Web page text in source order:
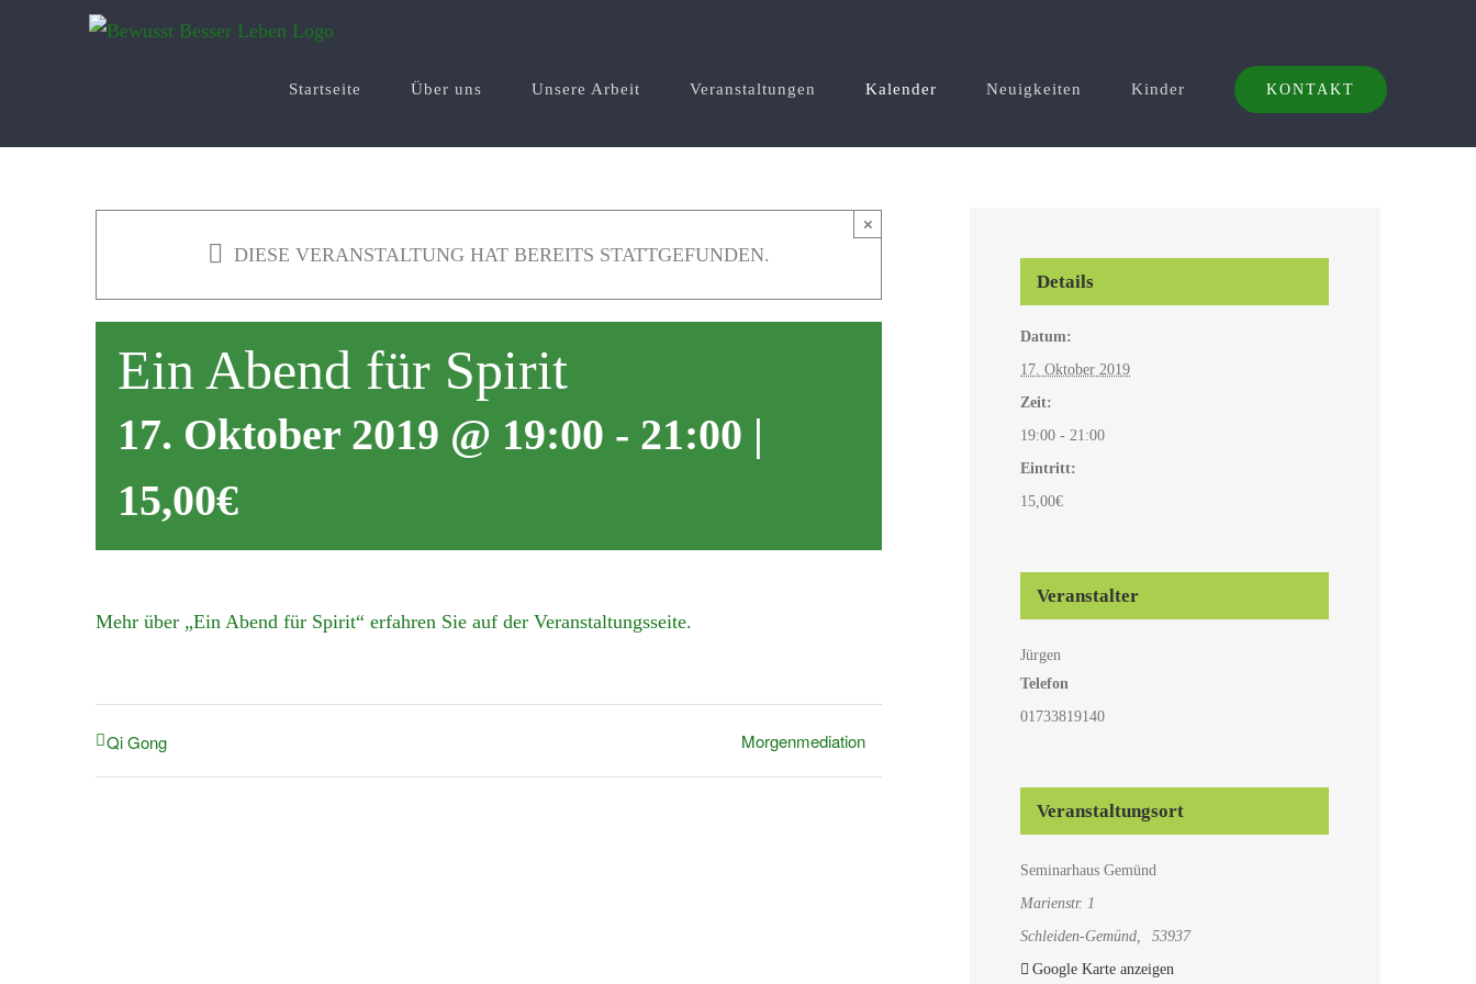
Startseite Über uns Unsere Arbeit Veranstaltungen Kalender Neuigkeiten Kinder KONTAKT
DIESE VERANSTALTUNG HAT BEREITS STATTGEFUNDEN.
×
Ein Abend für Spirit
17. Oktober 2019 @ 19:00 - 21:00 |
15,00€
Mehr über „Ein Abend für Spirit“ erfahren Sie auf der Veranstaltungsseite.
Qi Gong Morgenmediation
Details
Datum:
17. Oktober 2019
Zeit:
19:00 - 21:00
Eintritt:
15,00€
Veranstalter
Jürgen
Telefon
01733819140
Veranstaltungsort
Seminarhaus Gemünd
Marienstr. 1
Schleiden-Gemünd,
53937
Google Karte anzeigen